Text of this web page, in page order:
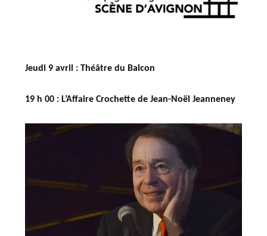
Jeudi 9 avril : Théâtre du Balcon
19 h 00 :L’Affaire Crochette de Jean-Noël Jeanneney